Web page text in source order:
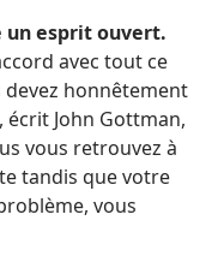
un esprit ouvert.
avec tout ce
devez honnêtement
écrit John Gottman,
vous retrouvez à
tandis que votre
vous